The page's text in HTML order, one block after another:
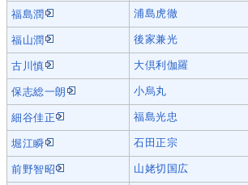
福島潤 浦島虎徹
福山潤 後家兼光
古川慎 大倶利伽羅
保志総一朗 小烏丸
細谷佳正 福島光忠
堀江瞬 石田正宗
前野智昭 山姥切国広